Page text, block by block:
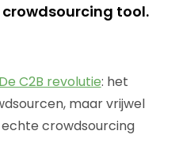
crowdsourcing tool.
De C2B revolutie: het
maar vrijwel
crowdsourcing